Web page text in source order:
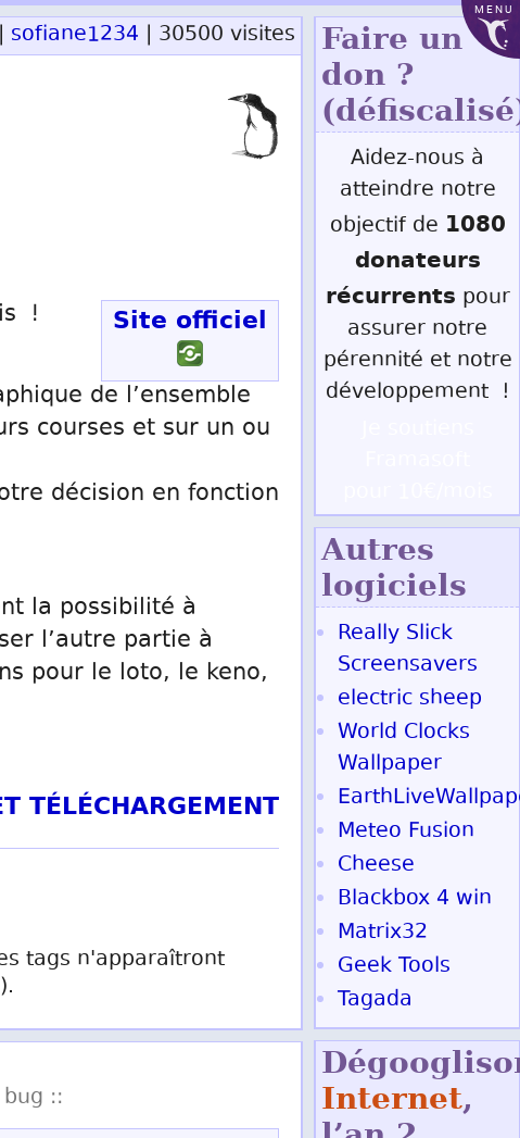
MENU
sofiane1234 | 30500 visites
Site officiel
!
de l’ensemble
courses et sur un ou
décision en fonction
la possibilité à
l’autre partie à
pour le loto, le keno,
TÉLÉCHARGEMENT
tags n'apparaîtront
::
Faire un
don ?
Aidez-nous à
atteindre notre
objectif de 1080
donateurs
récurrents pour
assurer notre
pérennité et notre
développement !
Autres
logiciels
Really Slick
Screensavers
electric sheep
World Clocks
Wallpaper
Meteo Fusion
Cheese
Blackbox 4 win
Matrix32
Geek Tools
Tagada
Internet,